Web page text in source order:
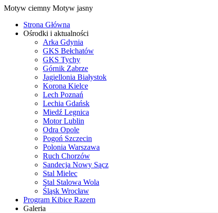
Motyw ciemny Motyw jasny
Strona Główna
Ośrodki i aktualności
Arka Gdynia
GKS Bełchatów
GKS Tychy
Górnik Zabrze
Jagiellonia Białystok
Korona Kielce
Lech Poznań
Lechia Gdańsk
Miedź Legnica
Motor Lublin
Odra Opole
Pogoń Szczecin
Polonia Warszawa
Ruch Chorzów
Sandecja Nowy Sącz
Stal Mielec
Stal Stalowa Wola
Śląsk Wrocław
Program Kibice Razem
Galeria